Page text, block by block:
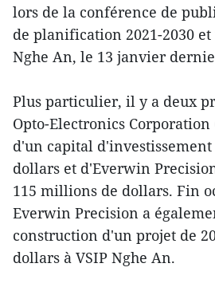
lors de la conférence de
de planification 2021-2030
Nghe An, le 13 janvier
Plus particulier, il y a deux
Opto-Electronics
d'un capital
dollars et d'Everwin
115 millions de dollars. Fin
Everwin Precision a
construction d'un projet de
dollars à VSIP Nghe An.